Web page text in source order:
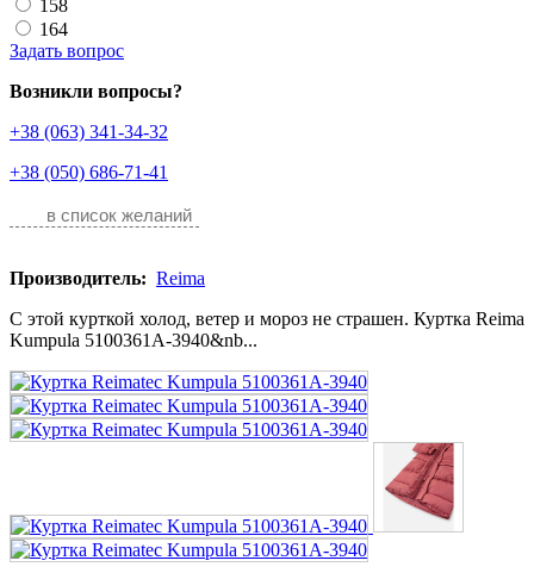
158
164
Задать вопрос
Возникли вопросы?
+38 (063) 341-34-32
+38 (050) 686-71-41
в список желаний
Производитель: Reima
С этой курткой холод, ветер и мороз не страшен. Куртка Reima
Kumpula 5100361A-3940&nb...